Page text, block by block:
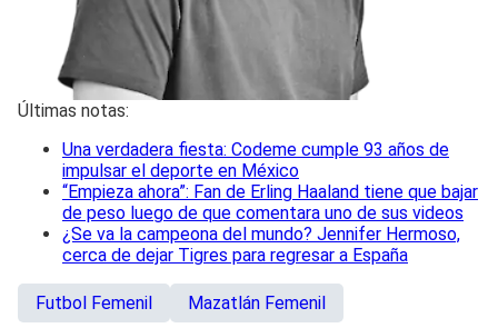
Últimas notas:
Una verdadera fiesta: Codeme cumple 93 años de
impulsar el deporte en México
“Empieza ahora”: Fan de Erling Haaland tiene que bajar
de peso luego de que comentara uno de sus videos
¿Se va la campeona del mundo? Jennifer Hermoso,
cerca de dejar Tigres para regresar a España
Futbol Femenil Mazatlán Femenil